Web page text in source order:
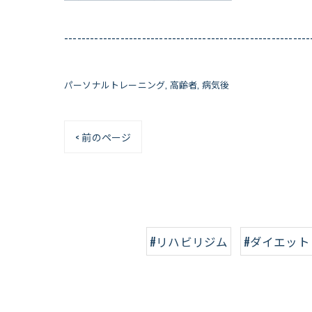
パーソナルトレーニング 高齢者 病気後
< 前のページ
#リハビリジム #ダイエット